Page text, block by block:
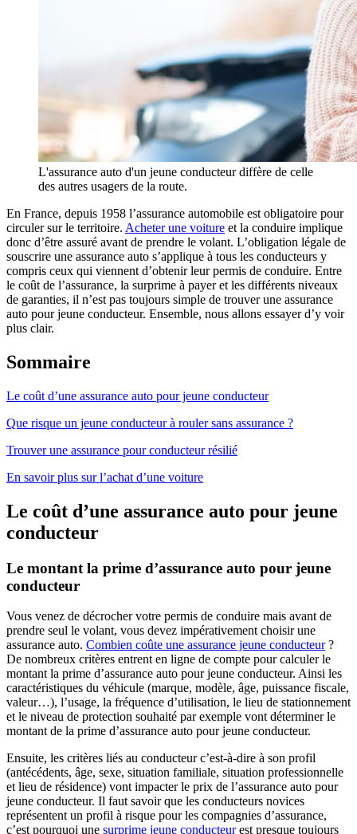
L'assurance auto d'un jeune conducteur diffère de celle
des autres usagers de la route.
En France, depuis 1958 l’assurance automobile est obligatoire pour
circuler sur le territoire. Acheter une voiture et la conduire implique
donc d’être assuré avant de prendre le volant. L’obligation légale de
souscrire une assurance auto s’applique à tous les conducteurs y
compris ceux qui viennent d’obtenir leur permis de conduire. Entre
le coût de l’assurance, la surprime à payer et les différents niveaux
de garanties, il n’est pas toujours simple de trouver une assurance
auto pour jeune conducteur. Ensemble, nous allons essayer d’y voir
plus clair.
Sommaire
Le coût d’une assurance auto pour jeune conducteur
Que risque un jeune conducteur à rouler sans assurance ?
Trouver une assurance pour conducteur résilié
En savoir plus sur l’achat d’une voiture
Le coût d’une assurance auto pour jeune
conducteur
Le montant la prime d’assurance auto pour jeune
conducteur
Vous venez de décrocher votre permis de conduire mais avant de
prendre seul le volant, vous devez impérativement choisir une
assurance auto. Combien coûte une assurance jeune conducteur?
De nombreux critères entrent en ligne de compte pour calculer le
montant la prime d’assurance auto pour jeune conducteur. Ainsi les
caractéristiques du véhicule (marque, modèle, âge, puissance fiscale,
valeur…), l’usage, la fréquence d’utilisation, le lieu de stationnement
et le niveau de protection souhaité par exemple vont déterminer le
montant de la prime d’assurance auto pour jeune conducteur.
Ensuite, les critères liés au conducteur c’est-à-dire à son profil
(antécédents, âge, sexe, situation familiale, situation professionnelle
et lieu de résidence) vont impacter le prix de l’assurance auto pour
jeune conducteur. Il faut savoir que les conducteurs novices
représentent un profil à risque pour les compagnies d’assurance,
c’est pourquoi une surprime jeune conducteurest presque toujours